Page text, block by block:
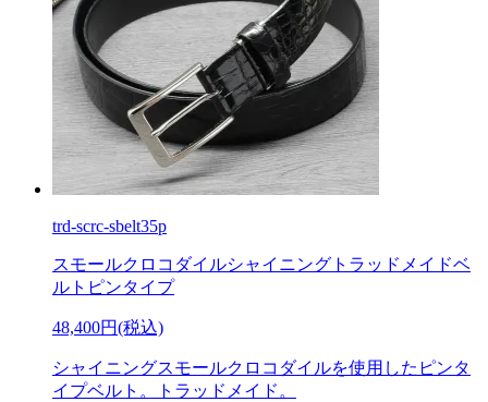
trd-scrc-sbelt35p
スモールクロコダイルシャイニングトラッドメイドベ
ルトピンタイプ
48,400円(税込)
シャイニングスモールクロコダイルを使用したピンタ
イプベルト。トラッドメイド。